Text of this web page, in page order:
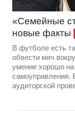
«Семейные
новые факты
В футболе есть
обвести мяч
умение хорошо
самоуправления.
аудиторской